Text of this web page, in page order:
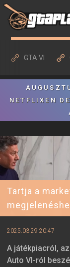
GTA VI
NETFLIXEN
Tartja a
2025.03.29 20:47
A játékpiacról,
Auto VI-ról